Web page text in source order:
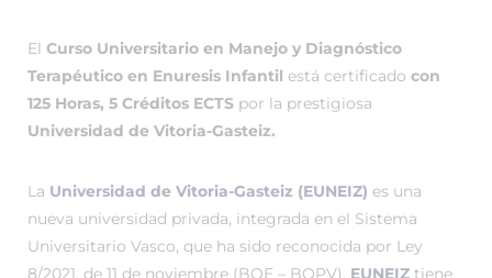
El Curso Universitario en Manejo y Diagnóstico
Terapéutico en Enuresis Infantil está certificado con
125 Horas, 5 Créditos ECTS por la prestigiosa
Universidad de Vitoria-Gasteiz.
La Universidad de Vitoria-Gasteiz (EUNEIZ) es una
nueva universidad privada, integrada en el Sistema
Universitario Vasco, que ha sido reconocida por Ley
8/2021, de 11 de noviembre (BOE – BOPV). EUNEIZ tiene